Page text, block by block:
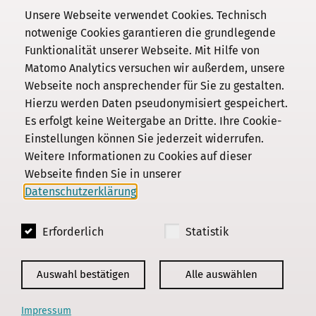
Kommission
Institut
Forschung
Publikationen
Datenschutz
Impressum
Kontakt
© 2018 - 2026KGParl
Unsere Webseite verwendet Cookies. Technisch
notwenige Cookies garantieren die grundlegende
Funktionalität unserer Webseite. Mit Hilfe von
Matomo Analytics versuchen wir außerdem, unsere
Webseite noch ansprechender für Sie zu gestalten.
Hierzu werden Daten pseudonymisiert gespeichert.
Es erfolgt keine Weitergabe an Dritte. Ihre Cookie-
Einstellungen können Sie jederzeit widerrufen.
Weitere Informationen zu Cookies auf dieser
Webseite finden Sie in unserer
Datenschutzerklärung
Erforderlich Statistik
Auswahl bestätigen Alle auswählen
Impressum